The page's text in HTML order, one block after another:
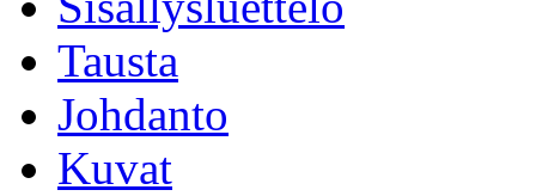
Tausta
Johdanto
Kuvat